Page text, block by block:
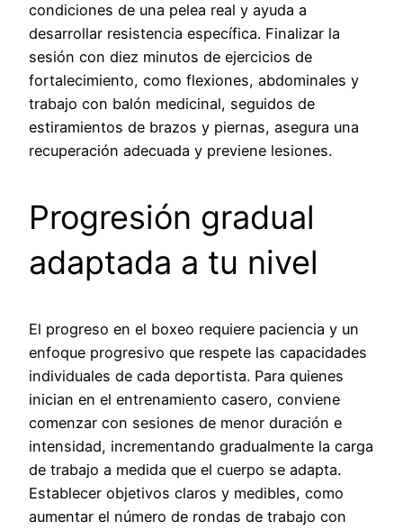
condiciones de una pelea real y ayuda a
desarrollar resistencia específica. Finalizar la
sesión con diez minutos de ejercicios de
fortalecimiento, como flexiones, abdominales y
trabajo con balón medicinal, seguidos de
estiramientos de brazos y piernas, asegura una
recuperación adecuada y previene lesiones.
Progresión gradual
adaptada a tu nivel
El progreso en el boxeo requiere paciencia y un
enfoque progresivo que respete las capacidades
individuales de cada deportista. Para quienes
inician en el entrenamiento casero, conviene
comenzar con sesiones de menor duración e
intensidad, incrementando gradualmente la carga
de trabajo a medida que el cuerpo se adapta.
Establecer objetivos claros y medibles, como
aumentar el número de rondas de trabajo con